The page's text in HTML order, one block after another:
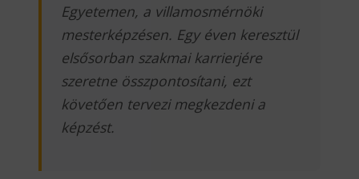
Egyetemen, a villamosmérnöki
mesterképzésen. Egy éven keresztül
elsősorban szakmai karrierjére
szeretne összpontosítani, ezt
követően tervezi megkezdeni a
képzést.